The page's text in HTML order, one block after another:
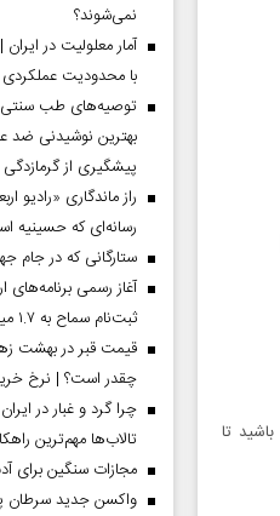
تا
نمی‌شوند؟
با محدودیت
توصیه‌های طب سنتی
بهترین نوشیدنی ضد
پیشگیری از گرمازدگی
راز ماندگاری «رادیو
رسانه‌ای که حسینیه
ستارگانی که در جام جهانی ۲۰۲۶ بازی
ثبت‌نام سماح به ۱.۷ میلیون نفر رسید
چقدر است؟ | نرخ
چرا گرد و غبار در
تالاب‌ها مهم‌ترین
مجازات سنگین برای
واکسن جدید سرطان